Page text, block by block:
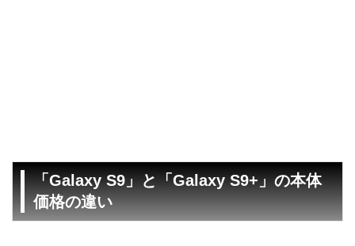
「Galaxy S9」と「Galaxy S9+」の本体
価格の違い